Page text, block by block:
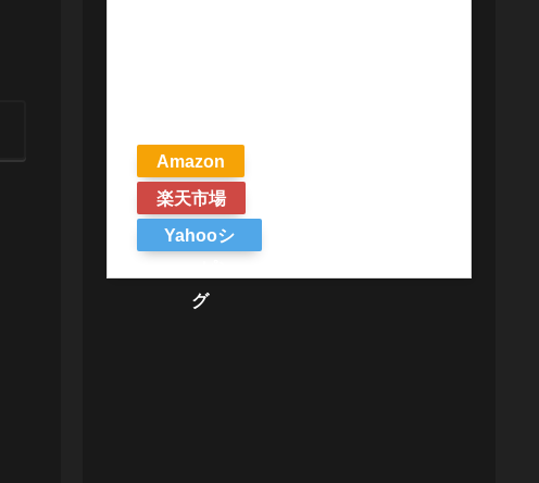
Amazon
楽天市場
Yahooシ
グ